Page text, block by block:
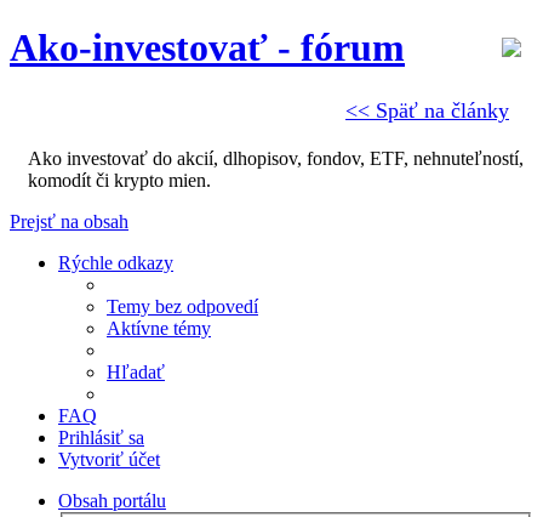
<< Späť na články
Ako-investovať - fórum
Ako investovať do akcií, dlhopisov, fondov, ETF, nehnuteľností,
komodít či krypto mien.
Prejsť na obsah
Rýchle odkazy
Temy bez odpovedí
Aktívne témy
Hľadať
FAQ
Prihlásiť sa
Vytvoriť účet
Obsah portálu